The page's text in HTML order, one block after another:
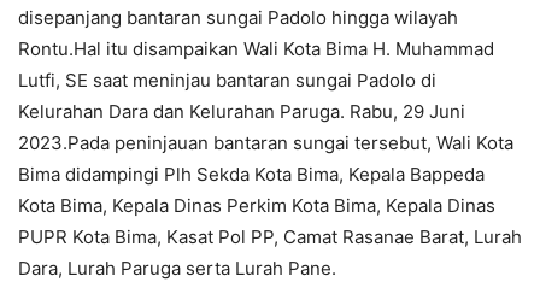
disepanjang bantaran sungai Padolo hingga wilayah
Rontu.Hal itu disampaikan Wali Kota Bima H. Muhammad
Lutfi, SE saat meninjau bantaran sungai Padolo di
Kelurahan Dara dan Kelurahan Paruga. Rabu, 29 Juni
2023.Pada peninjauan bantaran sungai tersebut, Wali Kota
Bima didampingi Plh Sekda Kota Bima, Kepala Bappeda
Kota Bima, Kepala Dinas Perkim Kota Bima, Kepala Dinas
PUPR Kota Bima, Kasat Pol PP, Camat Rasanae Barat, Lurah
Dara, Lurah Paruga serta Lurah Pane.